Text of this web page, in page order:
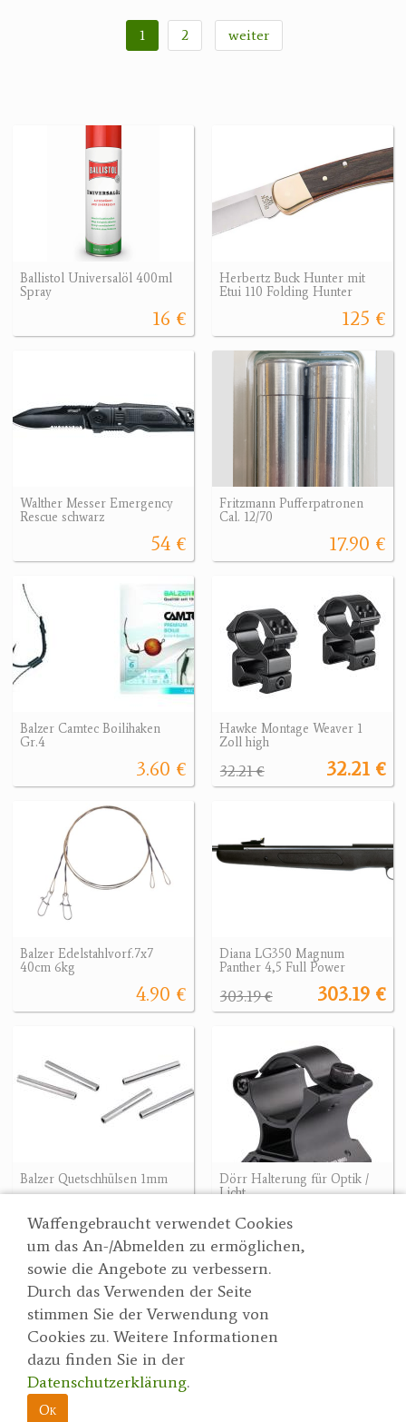
Waffengebraucht verwendet Cookies
um das An-/Abmelden zu ermöglichen,
sowie die Angebote zu verbessern.
Durch das Verwenden der Seite
stimmen Sie der Verwendung von
Cookies zu. Weitere Informationen
dazu finden Sie in der
Datenschutzerklärung.
Ok
1 2 weiter
Ballistol Universalöl 400ml
Spray
16 €
Herbertz Buck Hunter mit
Etui 110 Folding Hunter
125 €
Walther Messer Emergency
Rescue schwarz
54 €
Fritzmann Pufferpatronen
Cal. 12/70
17.90 €
Balzer Camtec Boilihaken
Gr.4
3.60 €
Hawke Montage Weaver 1
Zoll high
32.21 €
32.21 €
Balzer Edelstahlvorf.7x7
40cm 6kg
4.90 €
Diana LG350 Magnum
Panther 4,5 Full Power
303.19 €
303.19 €
Balzer Quetschhülsen 1mm
Dörr Halterung für Optik /
Licht
Suche
Partner
AGBs
Datenschutzerklärung
Impressum
Wertgarner 1820
Jagd & SporthandelsgmbH
Dr. Karl-Renner-Straße 48